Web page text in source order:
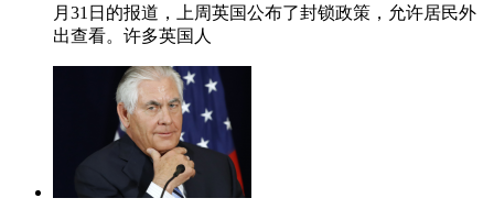
月31日的报道，上周英国公布了封锁政策，允许居民外
出查看。许多英国人